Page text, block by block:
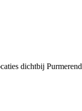
dichtbij Purmerend